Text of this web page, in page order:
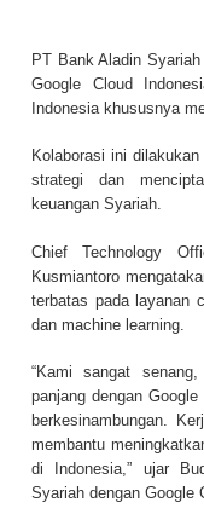
PT Bank Aladin
Google Cloud
Indonesia khususnya
Kolaborasi ini
strategi dan
keuangan Syariah.
Chief Technology
Kusmiantoro
terbatas pada layanan
dan machine learning.
“Kami sangat
panjang dengan
berkesinambungan.
membantu
di Indonesia,” ujar
Syariah dengan Google